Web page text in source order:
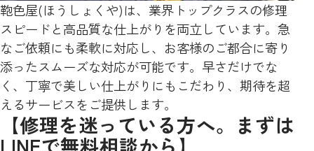
鞄色屋(ほうしょくや)は、業界トップクラスの修理
スピードと高品質な仕上がりを両立しています。急
なご依頼にも柔軟に対応し、お客様のご都合に寄り
添ったスムーズな対応が可能です。早さだけでな
く、丁寧で美しい仕上がりにもこだわり、期待を超
えるサービスをご提供します。
【修理を迷っている方へ。まずは